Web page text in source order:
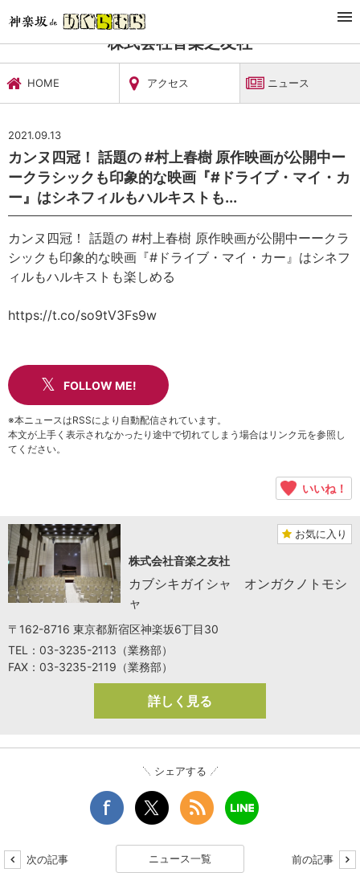
文化施設・ギャラリー
株式会社音楽之友社
HOME アクセス ニュース
2021.09.13
カンヌ四冠！ 話題の #村上春樹 原作映画が公開中ー
ークラシックも印象的な映画『#ドライブ・マイ・カ
ー』はシネフィルもハルキストも...
カンヌ四冠！ 話題の #村上春樹 原作映画が公開中ーークラ
シックも印象的な映画『#ドライブ・マイ・カー』はシネフ
ィルもハルキストも楽しめる
https://t.co/so9tV3Fs9w
FOLLOW ME!
※本ニュースはRSSにより自動配信されています。
本文が上手く表示されなかったり途中で切れてしまう場合はリンク元を参照し
てください。
いいね！
お気に入り
株式会社音楽之友社
カブシキガイシャ オンガクノトモシ
ャ
〒162-8716 東京都新宿区神楽坂6丁目30
TEL：03-3235-2113（業務部）
FAX：03-3235-2119（業務部）
詳しく見る
シェアする
次の記事 ニュース一覧 前の記事